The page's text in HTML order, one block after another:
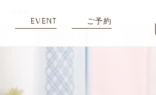
EVENT ご予約